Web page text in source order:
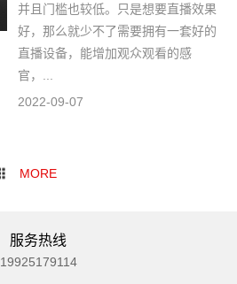
并且门槛也较低。只是想要直播效果
好，那么就少不了需要拥有一套好的
直播设备，能增加观众观看的感
官，...
2022-09-07
服务热线
19925179114